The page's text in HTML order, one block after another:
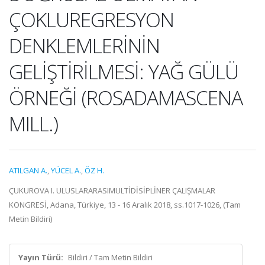
ÇOKLUREGRESYON
DENKLEMLERİNİN
GELİŞTİRİLMESİ: YAĞ GÜLÜ
ÖRNEĞİ (ROSADAMASCENA
MILL.)
ATILGAN A.,YÜCEL A.,ÖZ H.
ÇUKUROVA I. ULUSLARARASIMULTİDİSİPLİNER ÇALIŞMALAR
KONGRESİ, Adana, Türkiye, 13 - 16 Aralık 2018, ss.1017-1026, (Tam
Metin Bildiri)
Yayın Türü: Bildiri / Tam Metin Bildiri